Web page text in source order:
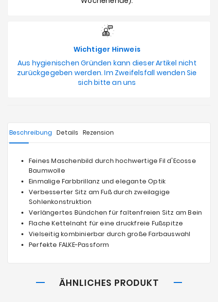
Wichtiger Hinweis
Aus hygienischen Gründen kann dieser Artikel nicht
zurückgegeben werden. Im Zweifelsfall wenden Sie
sich bitte an uns
Beschreibung Details Rezension
Feines Maschenbild durch hochwertige Fil d'Ecosse
Baumwolle
Einmalige Farbbrillanz und elegante Optik
Verbesserter Sitz am Fuß durch zweilagige
Sohlenkonstruktion
Verlängertes Bündchen für faltenfreien Sitz am Bein
Flache Kettelnaht für eine druckfreie Fußspitze
Vielseitig kombinierbar durch große Farbauswahl
Perfekte FALKE-Passform
ÄHNLICHES PRODUKT